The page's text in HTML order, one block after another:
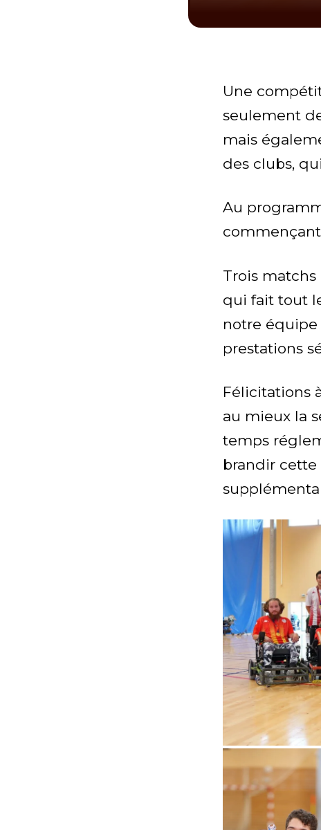
Une
seulement
mais
des clubs,
Au
Trois
qui fait tout
notre équipe
prestations
Félicitations
au mieux la
temps
brandir